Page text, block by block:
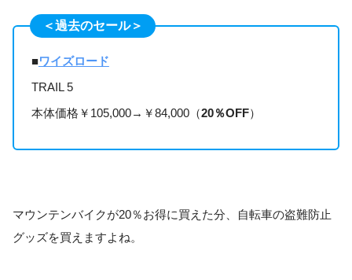
＜過去のセール＞
■ワイズロード
TRAIL 5
本体価格￥105,000→￥84,000（20％OFF）
マウンテンバイクが20％お得に買えた分、自転車の盗難防止
グッズを買えますよね。